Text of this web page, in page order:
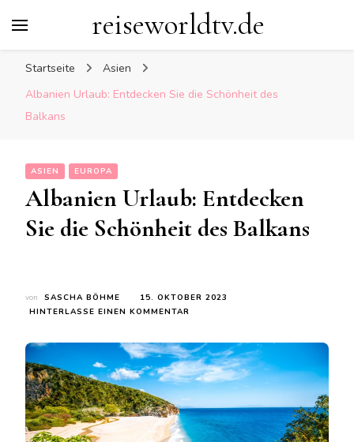
reiseworldtv.de
Startseite
Asien
Albanien Urlaub: Entdecken Sie die Schönheit des
Balkans
ASIEN EUROPA
Albanien Urlaub: Entdecken
Sie die Schönheit des Balkans
von SASCHA BÖHME
15. OKTOBER 2023
HINTERLASSE EINEN KOMMENTAR
ENTDECKEN
SIE
DIE
SCHÖNHEIT
DES
BALKANS